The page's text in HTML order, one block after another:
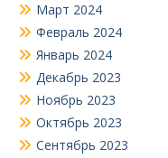
Март 2024
Февраль 2024
Январь 2024
Декабрь 2023
Ноябрь 2023
Октябрь 2023
Сентябрь 2023